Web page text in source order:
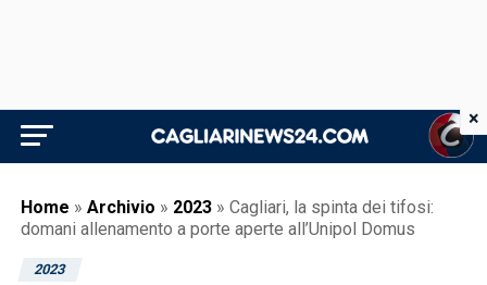
Home » Archivio » 2023 » Cagliari, la spinta dei tifosi:
domani allenamento a porte aperte all’Unipol Domus
2023
×